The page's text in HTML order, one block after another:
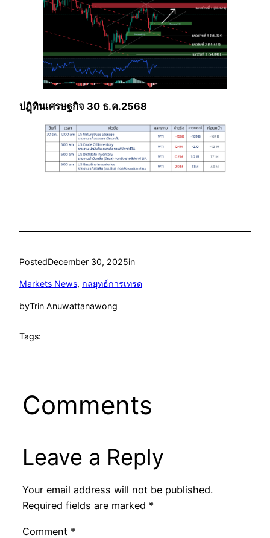
ปฎฺิทินเศรษฐกิจ 30 ธ.ค.2568
PostedDecember 30, 2025in
Markets News, กลยุทธ์การเทรด
byTrin Anuwattanawong
Tags:
Comments
Leave a Reply
Your email address will not be published.
Required fields are marked *
Comment *